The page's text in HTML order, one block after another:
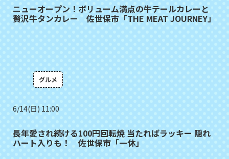
ニューオープン！ボリューム満点の牛テールカレーと
贅沢牛タンカレー 佐世保市「THE MEAT JOURNEY」
グルメ
6/14(日) 11:00
長年愛され続ける100円回転焼 当たればラッキー 隠れ
ハート入りも！ 佐世保市「一休」